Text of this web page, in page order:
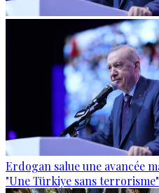
Erdogan salue une avancée
"Une Türkiye sans terrorisme"